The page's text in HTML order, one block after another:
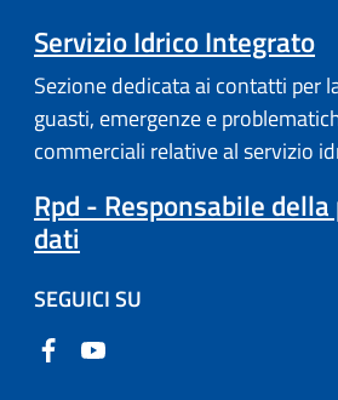
Servizio Idrico Integrato
Sezione dedicata ai contatti per
guasti, emergenze e
commerciali relative al servizio
Rpd - Responsabile
dati
SEGUICI SU